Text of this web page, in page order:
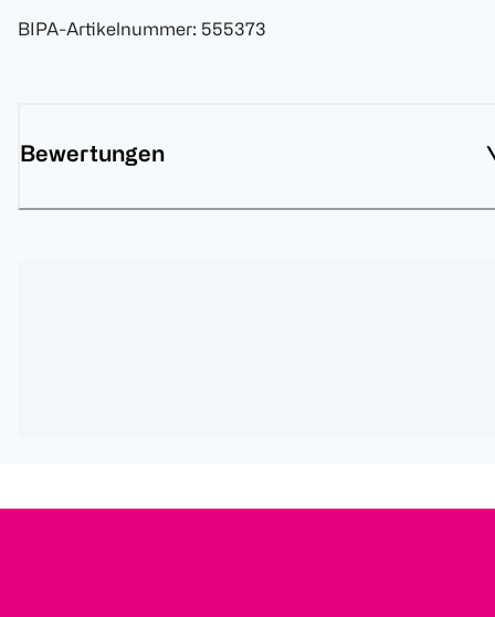
BIPA-Artikelnummer: 555373
Bewertungen